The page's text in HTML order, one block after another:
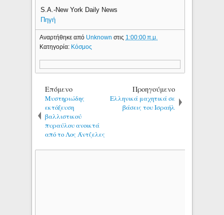
S.A.-New York Daily News
Πηγή
Αναρτήθηκε από Unknownστις 1:00:00 π.μ.
Κατηγορία: Κόσμος
Επόμενο
Μυστηριώδης
εκτόξευση
βαλλιστικού
πυραύλου ανοικτά
από το Λος Άντζελες
Προηγούμενο
Ελληνικά μαχητικά σε
βάσεις του Ισραήλ